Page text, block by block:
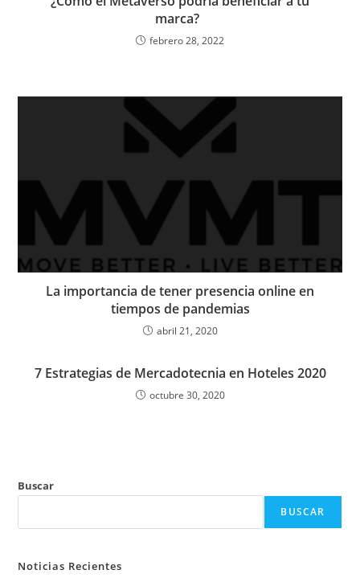
marca?
febrero 28, 2022
La importancia de tener presencia online en
tiempos de pandemias
abril 21, 2020
7 Estrategias de Mercadotecnia en Hoteles 2020
octubre 30, 2020
Buscar
BUSCAR
Noticias Recientes